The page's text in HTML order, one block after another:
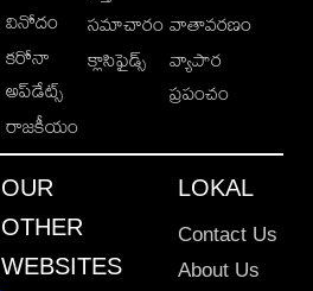
వినోదం
కరోనా
అప్‌డేట్స్
రాజకీయం
సమాచారం
క్లాసిఫైడ్స్
వాతావరణం
వ్యాపార
ప్రపంచం
OUR
OTHER
WEBSITES
LOKAL
Contact Us
About Us